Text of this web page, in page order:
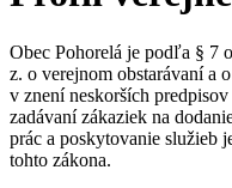
Obec Pohorelá je podľa § 7
z. o verejnom obstarávaní a
v znení neskorších
zadávaní zákaziek na
prác a poskytovanie služieb
tohto zákona.